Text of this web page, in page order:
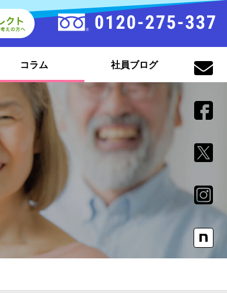
コラム 社員ブログ